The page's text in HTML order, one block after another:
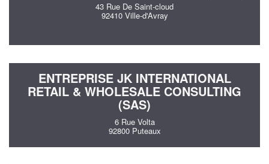
43 Rue De Saint-cloud
92410 Ville-d'Avray
ENTREPRISE JK INTERNATIONAL
RETAIL & WHOLESALE CONSULTING
(SAS)
6 Rue Volta
92800 Puteaux